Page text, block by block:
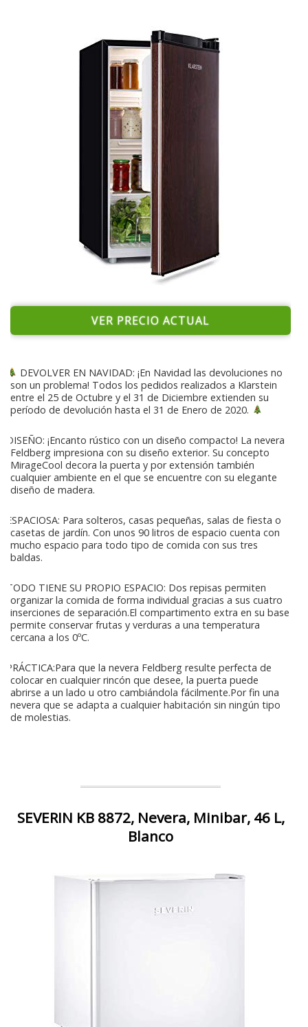
VER PRECIO ACTUAL
DEVOLVER EN NAVIDAD: ¡En Navidad las devoluciones no
son un problema! Todos los pedidos realizados a Klarstein
entre el 25 de Octubre y el 31 de Diciembre extienden su
período de devolución hasta el 31 de Enero de 2020.
DISEÑO: ¡Encanto rústico con un diseño compacto! La nevera
Feldberg impresiona con su diseño exterior. Su concepto
MirageCool decora la puerta y por extensión también
cualquier ambiente en el que se encuentre con su elegante
diseño de madera.
ESPACIOSA: Para solteros, casas pequeñas, salas de fiesta o
casetas de jardín. Con unos 90 litros de espacio cuenta con
mucho espacio para todo tipo de comida con sus tres
baldas.
TODO TIENE SU PROPIO ESPACIO: Dos repisas permiten
organizar la comida de forma individual gracias a sus cuatro
inserciones de separación.El compartimento extra en su base
permite conservar frutas y verduras a una temperatura
cercana a los 0ºC.
PRÁCTICA:Para que la nevera Feldberg resulte perfecta de
colocar en cualquier rincón que desee, la puerta puede
abrirse a un lado u otro cambiándola fácilmente.Por fin una
nevera que se adapta a cualquier habitación sin ningún tipo
de molestias.
SEVERIN KB 8872, Nevera, Minibar, 46 L,
Blanco